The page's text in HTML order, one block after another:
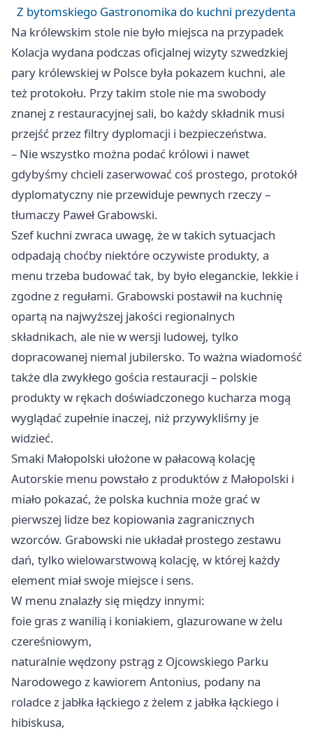
Z bytomskiego Gastronomika do kuchni prezydenta
Na królewskim stole nie było miejsca na przypadek
Kolacja wydana podczas oficjalnej wizyty szwedzkiej
pary królewskiej w Polsce była pokazem kuchni, ale
też protokołu. Przy takim stole nie ma swobody
znanej z restauracyjnej sali, bo każdy składnik musi
przejść przez filtry dyplomacji i bezpieczeństwa.
– Nie wszystko można podać królowi i nawet
gdybyśmy chcieli zaserwować coś prostego, protokół
dyplomatyczny nie przewiduje pewnych rzeczy –
tłumaczy Paweł Grabowski.
Szef kuchni zwraca uwagę, że w takich sytuacjach
odpadają choćby niektóre oczywiste produkty, a
menu trzeba budować tak, by było eleganckie, lekkie i
zgodne z regułami. Grabowski postawił na kuchnię
opartą na najwyższej jakości regionalnych
składnikach, ale nie w wersji ludowej, tylko
dopracowanej niemal jubilersko. To ważna wiadomość
także dla zwykłego gościa restauracji – polskie
produkty w rękach doświadczonego kucharza mogą
wyglądać zupełnie inaczej, niż przywykliśmy je
widzieć.
Smaki Małopolski ułożone w pałacową kolację
Autorskie menu powstało z produktów z Małopolski i
miało pokazać, że polska kuchnia może grać w
pierwszej lidze bez kopiowania zagranicznych
wzorców. Grabowski nie układał prostego zestawu
dań, tylko wielowarstwową kolację, w której każdy
element miał swoje miejsce i sens.
W menu znalazły się między innymi:
foie gras z wanilią i koniakiem, glazurowane w żelu
czereśniowym,
naturalnie wędzony pstrąg z Ojcowskiego Parku
Narodowego z kawiorem Antonius, podany na
roladce z jabłka łąckiego z żelem z jabłka łąckiego i
hibiskusa,